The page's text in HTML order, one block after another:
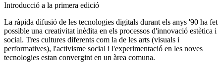
Introducció a la primera edició
La ràpida difusió de les tecnologies digitals durant els anys '90 ha fet
possible una creativitat inèdita en els processos d'innovació estètica i
social. Tres cultures diferents com la de les arts (visuals i
performatives), l'activisme social i l'experimentació en les noves
tecnologies estan convergint en un àrea comuna.